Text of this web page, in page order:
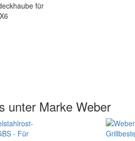
unter Marke Weber